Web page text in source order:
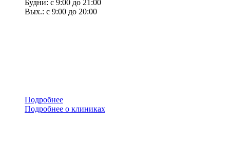
Будни: с 9:00 до 21:00
Вых.: с 9:00 до 20:00
Подробнее
Подробнее о клиниках